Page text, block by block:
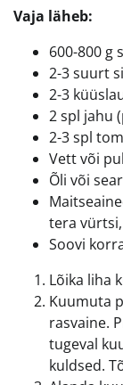
Vaja läheb:
600-800 g
2-3 suurt
2-3
2 spl jahu
2-3 spl
Vett või
Õli või
tera
Soovi
Lõika liha
Kuumuta
rasvaine.
tugeval
kuldsed.